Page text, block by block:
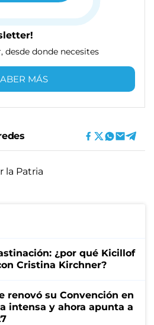
desde donde necesites
MÁS
la Patria
¿por qué Kicillof
Cristina Kirchner?
renovó su Convención en
intensa y ahora apunta a